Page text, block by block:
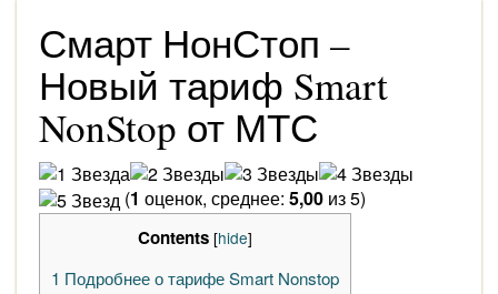
Смарт НонСтоп –
Новый тариф Smart
NonStop от МТС
(1 оценок, среднее: 5,00 из 5)
Contents [hide]
1 Подробнее о тарифе Smart Nonstop